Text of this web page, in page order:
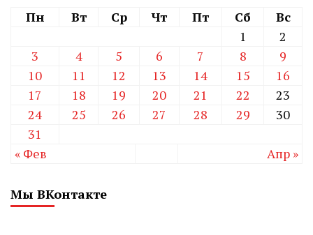
Пн
Вт Ср Чт Пт Сб
Вс
1
2
3
4 5 6 7 8
9
10
11 12 13 14 15
16
17
18 19 20 21 22
23
24
25 26 27 28 29
30
31
« Фев
Апр »
Мы ВКонтакте